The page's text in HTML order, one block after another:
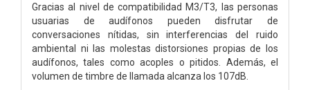
Gracias al nivel de compatibilidad M3/T3, las personas
usuarias de audífonos pueden disfrutar de
conversaciones nítidas, sin interferencias del ruido
ambiental ni las molestas distorsiones propias de los
audífonos, tales como acoples o pitidos. Además, el
volumen de timbre de llamada alcanza los 107dB.